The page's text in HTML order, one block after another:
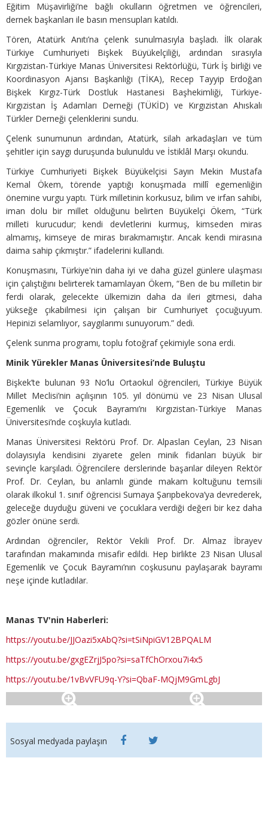
Eğitim Müşavirliği’ne bağlı okulların öğretmen ve öğrencileri,
dernek başkanları ile basın mensupları katıldı.
Tören, Atatürk Anıtı’na çelenk sunulmasıyla başladı. İlk olarak
Türkiye Cumhuriyeti Bişkek Büyükelçiliği, ardından sırasıyla
Kırgızistan-Türkiye Manas Üniversitesi Rektörlüğü, Türk İş birliği ve
Koordinasyon Ajansı Başkanlığı (TİKA), Recep Tayyip Erdoğan
Bişkek Kırgız-Türk Dostluk Hastanesi Başhekimliği, Türkiye-
Kırgızistan İş Adamları Derneği (TÜKİD) ve Kırgızistan Ahıskalı
Türkler Derneği çelenklerini sundu.
Çelenk sunumunun ardından, Atatürk, silah arkadaşları ve tüm
şehitler için saygı duruşunda bulunuldu ve İstiklâl Marşı okundu.
Türkiye Cumhuriyeti Bişkek Büyükelçisi Sayın Mekin Mustafa
Kemal Ökem, törende yaptığı konuşmada millî egemenliğin
önemine vurgu yaptı. Türk milletinin korkusuz, bilim ve irfan sahibi,
iman dolu bir millet olduğunu belirten Büyükelçi Ökem, “Türk
milleti kurucudur; kendi devletlerini kurmuş, kimseden miras
almamış, kimseye de miras bırakmamıştır. Ancak kendi mirasına
daima sahip çıkmıştır.” ifadelerini kullandı.
Konuşmasını, Türkiye'nin daha iyi ve daha güzel günlere ulaşması
için çalıştığını belirterek tamamlayan Ökem, “Ben de bu milletin bir
ferdi olarak, gelecekte ülkemizin daha da ileri gitmesi, daha
yükseğe çıkabilmesi için çalışan bir Cumhuriyet çocuğuyum.
Hepinizi selamlıyor, saygılarımı sunuyorum.” dedi.
Çelenk sunma programı, toplu fotoğraf çekimiyle sona erdi.
Minik Yürekler Manas Üniversitesi’nde Buluştu
Bişkek’te bulunan 93 No’lu Ortaokul öğrencileri, Türkiye Büyük
Millet Meclisi’nin açılışının 105. yıl dönümü ve 23 Nisan Ulusal
Egemenlik ve Çocuk Bayramı’nı Kırgızistan-Türkiye Manas
Üniversitesi’nde coşkuyla kutladı.
Manas Üniversitesi Rektörü Prof. Dr. Alpaslan Ceylan, 23 Nisan
dolayısıyla kendisini ziyarete gelen minik fidanları büyük bir
sevinçle karşıladı. Öğrencilere derslerinde başarılar dileyen Rektör
Prof. Dr. Ceylan, bu anlamlı günde makam koltuğunu temsili
olarak ilkokul 1. sınıf öğrencisi Sumaya Şarıpbekova’ya devrederek,
geleceğe duyduğu güveni ve çocuklara verdiği değeri bir kez daha
gözler önüne serdi.
Ardından öğrenciler, Rektör Vekili Prof. Dr. Almaz İbrayev
tarafından makamında misafir edildi. Hep birlikte 23 Nisan Ulusal
Egemenlik ve Çocuk Bayramı’nın coşkusunu paylaşarak bayramı
neşe içinde kutladılar.
Manas TV'nin Haberleri:
https://youtu.be/JJOazi5xAbQ?si=tSiNpiGV12BPQALM
https://youtu.be/gxgEZrjJ5po?si=saTfChOrxou7i4x5
https://youtu.be/1vBvVFU9q-Y?si=QbaF-MQjM9GmLgbJ
Sosyal medyada paylaşın